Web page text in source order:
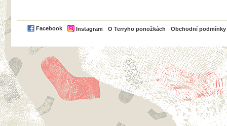
Facebook Instagram O Terryho ponožkách Obchodní podmínky
PayPal